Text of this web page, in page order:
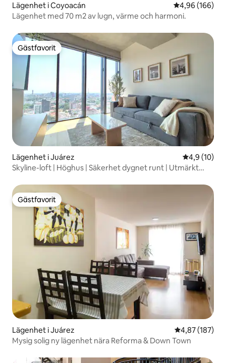
Lägenhet i Coyoacán 4,96 av 5 i
4,96 (166)
Lägenhet med 70 m2 av lugn, värme och harmoni.
Gästfavorit
Gästfavorit
Lägenhet i Juárez 4,9 av 5 i
4,9 (10)
Skyline-loft | Höghus | Säkerhet dygnet runt | Utmärkt
Gästfavorit
Gästfavorit
Lägenhet i Juárez 4,87 av 5 i
4,87 (187)
Mysig solig ny lägenhet nära Reforma & Down Town